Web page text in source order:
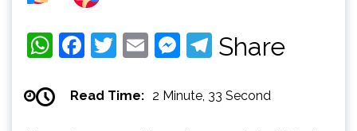
WhatsApp
Facebook
Twitter
EmailMessenger
Telegram
Share
Read Time: 2 Minute, 33 Second